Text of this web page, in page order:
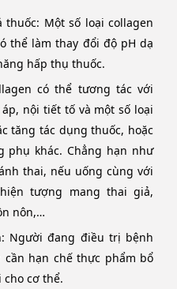
thuốc: Một số loại collagen
thể làm thay đổi độ pH dạ
hấp thụ thuốc.
có thể tương tác với
nội tiết tố và một số loại
tăng tác dụng thuốc, hoặc
phụ khác. Chẳng hạn như
thai, nếu uống cùng với
tượng mang thai giả,
nôn,…
: Người đang điều trị bệnh
hạn chế thực phẩm bổ
cơ thể.